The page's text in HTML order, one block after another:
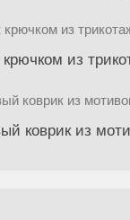
крючком из
коврик из